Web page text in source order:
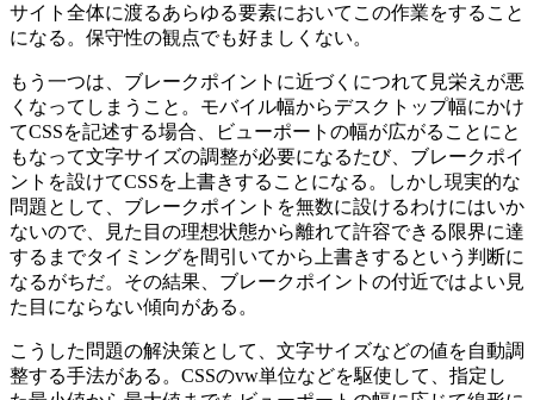
サイト全体に渡るあらゆる要素においてこの作業をすること
になる。保守性の観点でも好ましくない。
もう一つは、ブレークポイントに近づくにつれて見栄えが悪
くなってしまうこと。モバイル幅からデスクトップ幅にかけ
てCSSを記述する場合、ビューポートの幅が広がることにと
もなって文字サイズの調整が必要になるたび、ブレークポイ
ントを設けてCSSを上書きすることになる。しかし現実的な
問題として、ブレークポイントを無数に設けるわけにはいか
ないので、見た目の理想状態から離れて許容できる限界に達
するまでタイミングを間引いてから上書きするという判断に
なるがちだ。その結果、ブレークポイントの付近ではよい見
た目にならない傾向がある。
こうした問題の解決策として、文字サイズなどの値を自動調
整する手法がある。CSSのvw単位などを駆使して、指定し